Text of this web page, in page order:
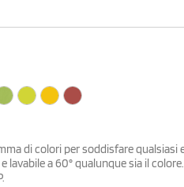
di colori per soddisfare qualsiasi
a 60° qualunque sia il